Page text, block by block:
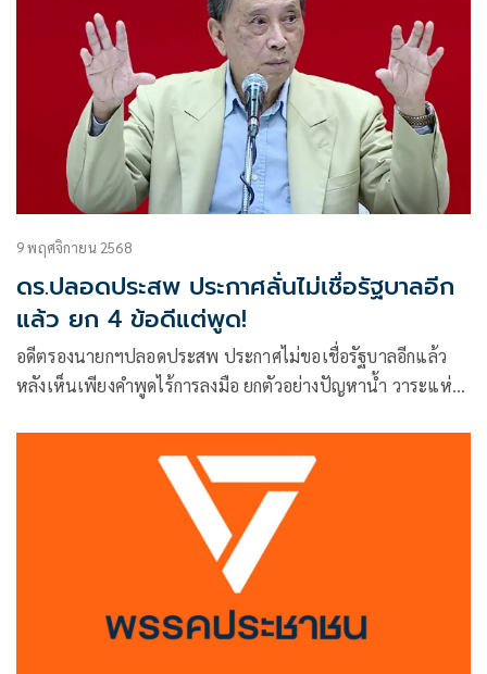
9 พฤศจิกายน 2568
ดร.ปลอดประสพ ประกาศลั่นไม่เชื่อรัฐบาลอีก
แล้ว ยก 4 ข้อดีแต่พูด!
อดีตรองนายกฯปลอดประสพ ประกาศไม่ขอเชื่อรัฐบาลอีกแล้ว
หลังเห็นเพียงคำพูดไร้การลงมือ ยกตัวอย่างปัญหาน้ำ วาระแห่ง